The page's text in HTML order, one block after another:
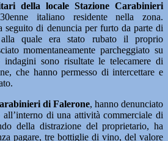
della locale Stazione Carabinieri
italiano residente nella zona.
seguito di denuncia per furto da parte di
alla quale era stato rubato il proprio
momentaneamente parcheggiato su
sono risultate le telecamere di
che hanno permesso di intercettare e
di Falerone, hanno denunciato
di una attività commerciale di
della distrazione del proprietario, ha
pagare, tre bottiglie di vino, del valore